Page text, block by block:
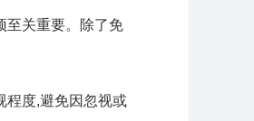
至关重要。除了免
程度,避免因忽视或